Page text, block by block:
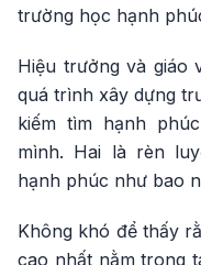
trường học hạnh
Hiệu trưởng và giáo
quá trình xây dựng
kiếm tìm hạnh
mình. Hai là rèn
hạnh phúc như bao
Không khó để thấy
cao nhất nằm trong